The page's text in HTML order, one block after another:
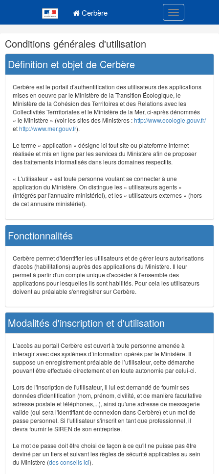
Cerbère Toggle
Navigation
et
outils
annexes
Conditions générales d'utilisation
Définition et objet de Cerbère
Cerbère est le portail d'authentification des utilisateurs des applications
mises en oeuvre par le Ministère de la Transition Écologique, le
Ministère de la Cohésion des Territoires et des Relations avec les
Collectivités Terrritoriales et le Ministère de la Mer, ci-après dénommés
« le Ministère » (voir les sites des Ministères :http://www.ecologie.gouv.fr/
ethttp://www.mer.gouv.fr).
Le terme « application » désigne ici tout site ou plateforme internet
réalisée et mis en ligne par les services du Ministère afin de proposer
des traitements informatisés dans leurs domaines respectifs.
« L'utilisateur » est toute personne voulant se connecter à une
application du Ministère. On distingue les « utilisateurs agents »
(intégrés par l'annuaire ministériel), et les « utilisateurs externes » (hors
de cet annuaire ministériel).
Fonctionnalités
Cerbère permet d'identifier les utilisateurs et de gérer leurs autorisations
d'accès (habilitations) auprès des applications du Ministère. Il leur
permet à partir d'un compte unique d'accéder à l'ensemble des
applications pour lesquelles ils sont habilités. Pour cela les utilisateurs
doivent au préalable s'enregistrer sur Cerbère.
Modalités d'inscription et d'utilisation
L'accès au portail Cerbère est ouvert à toute personne amenée à
interagir avec des systèmes d’information opérés par le Ministère. Il
suppose un enregistrement préalable de l’utilisateur, cette démarche
pouvant être effectuée directement et en toute autonomie par celui-ci.
Lors de l'inscription de l'utilisateur, il lui est demandé de fournir ses
données d'identification (nom, prénom, civilité, et de manière facultative
adresse postale et téléphones,...), ainsi qu'une adresse de messagerie
valide (qui sera l'identifiant de connexion dans Cerbère) et un mot de
passe personnel. Si l'utilisateur s'inscrit en tant que professionnel, il
devra fournir le SIREN de son entreprise.
Le mot de passe doit être choisi de façon à ce qu'il ne puisse pas être
deviné par un tiers et suivant les règles de sécurité applicables au sein
du Ministère (des conseils ici).